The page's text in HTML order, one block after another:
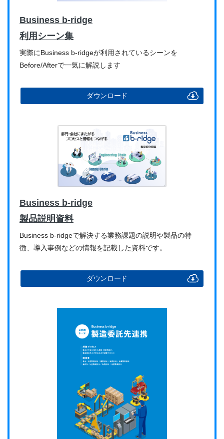
Business b-ridge
利用シーン集
実際にBusiness b-ridgeが利用されているシーンを
Before/Afterで一気に解説します
ダウンロード
Business b-ridge
製品説明資料
Business b-ridgeで解決する業務課題の説明や製品の特
徴、導入事例などの情報を記載した資料です。
ダウンロード